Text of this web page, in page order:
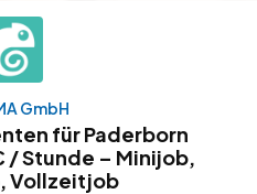
GmbH
für Paderborn
Stunde – Minijob,
Vollzeitjob